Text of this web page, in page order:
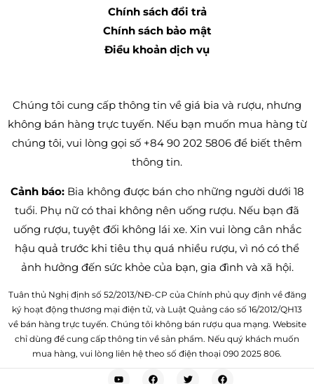
Chính sách đổi trả
Chính sách bảo mật
Điều khoản dịch vụ
Chúng tôi cung cấp thông tin về giá bia và rượu, nhưng
không bán hàng trực tuyến. Nếu bạn muốn mua hàng từ
chúng tôi, vui lòng gọi số +84 90 202 5806 để biết thêm
thông tin.
Cảnh báo:Bia không được bán cho những người dưới 18
tuổi. Phụ nữ có thai không nên uống rượu. Nếu bạn đã
uống rượu, tuyệt đối không lái xe. Xin vui lòng cân nhắc
hậu quả trước khi tiêu thụ quá nhiều rượu, vì nó có thể
ảnh hưởng đến sức khỏe của bạn, gia đình và xã hội.
Tuân thủ Nghị định số 52/2013/NĐ-CP của Chính phủ quy định về đăng
ký hoạt động thương mại điện tử, và Luật Quảng cáo số 16/2012/QH13
về bán hàng trực tuyến. Chúng tôi không bán rượu qua mạng. Website
chỉ dùng để cung cấp thông tin về sản phẩm. Nếu quý khách muốn
mua hàng, vui lòng liên hệ theo số điện thoại 090 2025 806.